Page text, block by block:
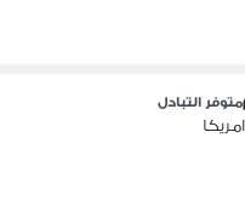
متوفر التبادل